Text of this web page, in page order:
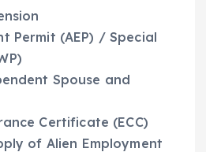
Permit (AEP) / Special
Spouse and
Certificate (ECC)
of Alien Employment